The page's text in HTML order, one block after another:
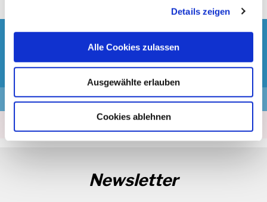
Details zeigen
Alle Cookies zulassen
Ausgewählte erlauben
Cookies ablehnen
Fragen zur Buchung?
+49 2166 39 84 727
Kassenzettel
Newsletter